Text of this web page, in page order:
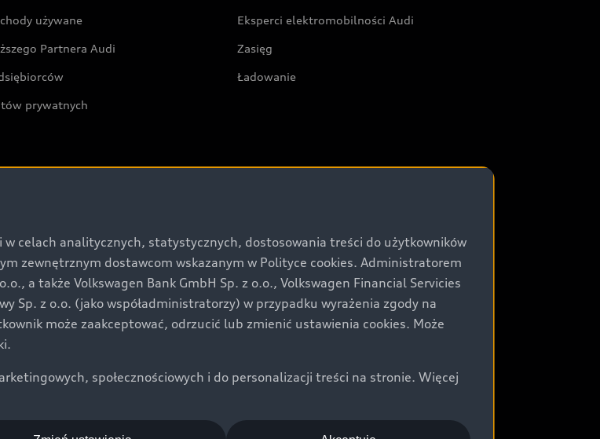
używane
Partnera Audi
prywatnych
Eksperci elektromobilności Audi
Zasięg
Ładowanie
postępu
celach analitycznych, statystycznych, dostosowania treści do użytkowników
zewnętrznym dostawcom wskazanym w Polityce cookies. Administratorem
a także Volkswagen Bank GmbH Sp. z o.o., Volkswagen Financial Servicies
Sp. z o.o. (jako współadministratorzy) w przypadku wyrażenia zgody na
może zaakceptować, odrzucić lub zmienić ustawienia cookies. Może
społecznościowych i do personalizacji treści na stronie. Więcej